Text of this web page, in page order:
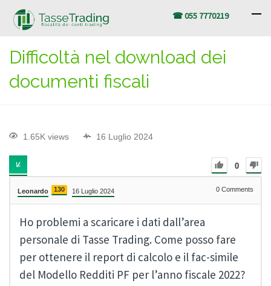
☎ 055 7770219
Difficoltà nel download dei
documenti fiscali
1.65K views 16 Luglio 2024
0
Leonardo 130 16 Luglio 2024 0 Comments
Ho problemi a scaricare i dati dall’area
personale di Tasse Trading. Come posso fare
per ottenere il report di calcolo e il fac-simile
del Modello Redditi PF per l’anno fiscale 2022?